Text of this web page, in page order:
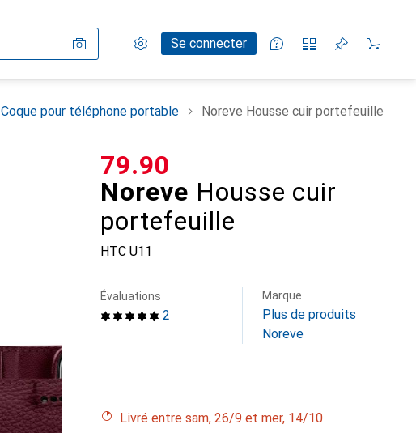
Paramètres
Compte clientSe connecter
Listes de comparaison
Listes d'envies
Panier
Coque pour téléphone portable Noreve Housse cuir portefeuille
Noreve Housse cuir
portefeuille
HTC U11
CHF
79.90
2
Évaluations Marque
Plus de produits
Noreve
Livré entre sam, 26/9 et mer, 14/10